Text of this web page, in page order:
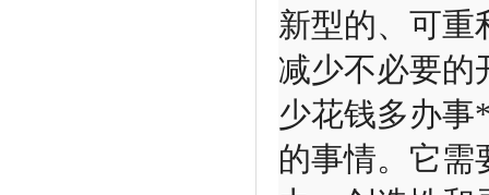
新型的、可重
减少不必要的
少花钱多办
的事情。它需